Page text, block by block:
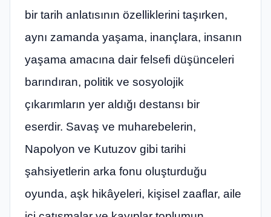
bir tarih anlatısının özelliklerini taşırken,
aynı zamanda yaşama, inançlara, insanın
yaşama amacına dair felsefi düşünceleri
barındıran, politik ve sosyolojik
çıkarımların yer aldığı destansı bir
eserdir. Savaş ve muharebelerin,
Napolyon ve Kutuzov gibi tarihi
şahsiyetlerin arka fonu oluşturduğu
oyunda, aşk hikâyeleri, kişisel zaaflar, aile